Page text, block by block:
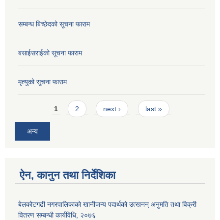
सम्बन्ध बिच्छेदको सूचना फाराम
बसाईसराईको सूचना फाराम
मृत्युको सूचना फाराम
Pages1 2 next › last »
अन्य
ऐन, कानुन तथा निर्देशिका
बेलकोटगढी नगरपालिकाको खानीजन्य पदार्थको उत्खनन् अनुमति तथा विक्री
वितरण सम्बन्धी कार्यविधि, २०७६